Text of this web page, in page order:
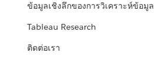
ข้อมูลเชิงลึกของการวิเคราะห์ข้อมูล
Tableau Research
ติดต่อเรา